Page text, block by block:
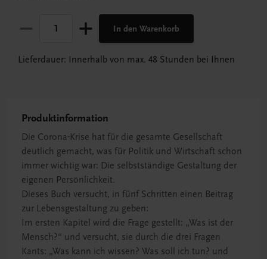
In den Warenkorb
Lieferdauer: Innerhalb von max. 48 Stunden bei Ihnen
Produktinformation
Die Corona-Krise hat für die gesamte Gesellschaft
deutlich gemacht, was für Politik und Wirtschaft schon
immer wichtig war: Die selbstständige Gestaltung der
eigenen Persönlichkeit.
Dieses Buch versucht, in fünf Schritten einen Beitrag
zur Lebensgestaltung zu geben:
Im ersten Kapitel wird die Frage gestellt: „Was ist der
Mensch?“ und versucht, sie durch die drei Fragen
Kants: „Was kann ich wissen? Was soll ich tun? und